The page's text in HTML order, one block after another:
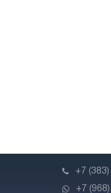
+7 (383)
+7 (968)